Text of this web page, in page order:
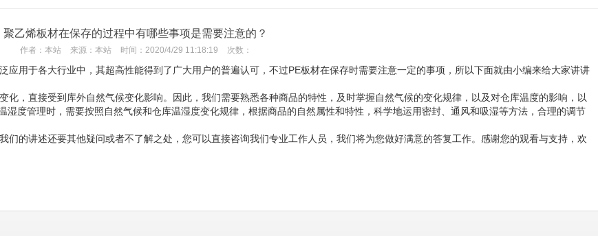
聚乙烯板材在保存的过程中有哪些事项是需要注意的？
作者： 本站 来源： 本站 时间： 2020/4/29 11:18:19 次数：
用于各大行业中，其超高性能得到了广大用户的普遍认可，不过PE板材在保存时需要注意一定的事项，所以下面就由小编来给大家讲讲
，直接受到库外自然气候变化影响。因此，我们需要熟悉各种商品的特性，及时掌握自然气候的变化规律，以及对仓库温度的影响，以
度管理时，需要按照自然气候和仓库温湿度变化规律，根据商品的自然属性和特性，科学地运用密封、通风和吸湿等方法，合理的调节
的讲述还要其他疑问或者不了解之处，您可以直接咨询我们专业工作人员，我们将为您做好满意的答复工作。感谢您的观看与支持，欢